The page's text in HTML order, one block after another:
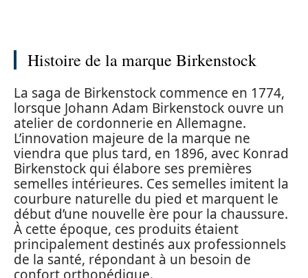
Histoire de la marque Birkenstock
La saga de Birkenstock commence en 1774,
lorsque Johann Adam Birkenstock ouvre un
atelier de cordonnerie en Allemagne.
L’innovation majeure de la marque ne
viendra que plus tard, en 1896, avec Konrad
Birkenstock qui élabore ses premières
semelles intérieures. Ces semelles imitent la
courbure naturelle du pied et marquent le
début d’une nouvelle ère pour la chaussure.
À cette époque, ces produits étaient
principalement destinés aux professionnels
de la santé, répondant à un besoin de
confort orthopédique.